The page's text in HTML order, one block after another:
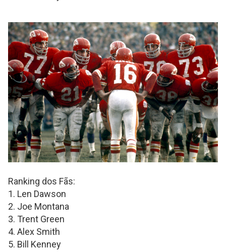
Ranking dos Fãs:
1. Len Dawson
2. Joe Montana
3. Trent Green
4. Alex Smith
5. Bill Kenney